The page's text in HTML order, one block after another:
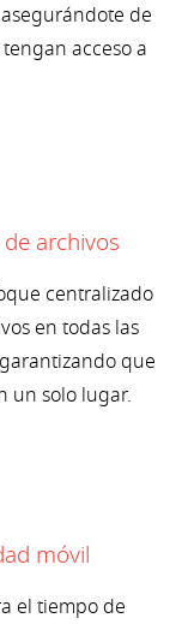
de
acceso a
archivos
centralizado
en todas las
que
un solo lugar.
móvil
el tiempo de